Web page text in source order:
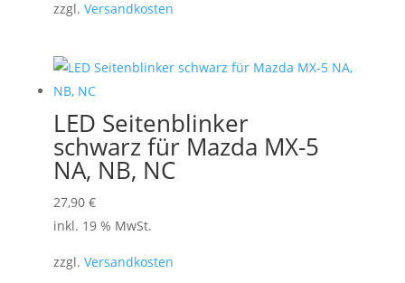
mehrere
auf.
Optionen
können
auf
der
gewählt
werden
zzgl. Versandkosten
LED Seitenblinker
schwarz für Mazda MX-5
NA, NB, NC
27,90 €
inkl. 19 % MwSt.
zzgl. Versandkosten